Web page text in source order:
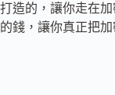
打造的，讓你走在
的錢，讓你真正把